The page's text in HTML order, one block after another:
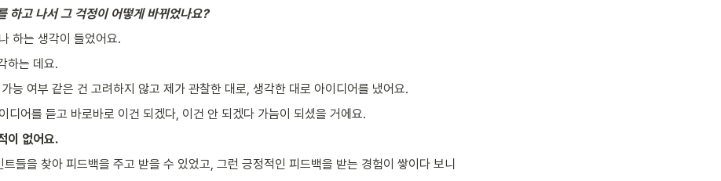
하고 나서 그 걱정이 어떻게 바뀌었나요?
하는 생각이 들었어요.
하는 데요.
능 여부 같은 건 고려하지 않고 제가 관찰한 대로, 생각한 대로 아이디어를 냈어요.
디어를 듣고 바로바로 이건 되겠다, 이건 안 되겠다 가늠이 되셨을 거에요.
이 없어요.
들을 찾아 피드백을 주고 받을 수 있었고, 그런 긍정적인 피드백을 받는 경험이 쌓이다 보니